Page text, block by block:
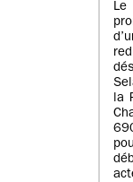
Le
la